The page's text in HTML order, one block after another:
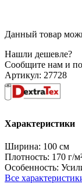
Данный товар
Нашли дешевле?
Сообщите нам и
Артикул: 27728
Характеристики
Ширина: 100 см
Плотность: 170 г/
Особенность:
Все